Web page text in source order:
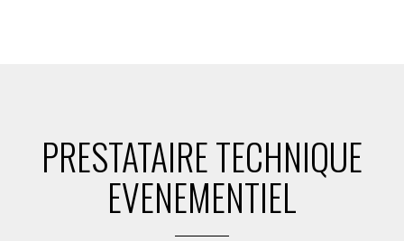
PRESTATAIRE TECHNIQUE
EVENEMENTIEL